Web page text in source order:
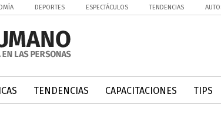
DEPORTES ESPECTÁCULOS TENDENCIAS
TENDENCIAS CAPACITACIONES TIPS